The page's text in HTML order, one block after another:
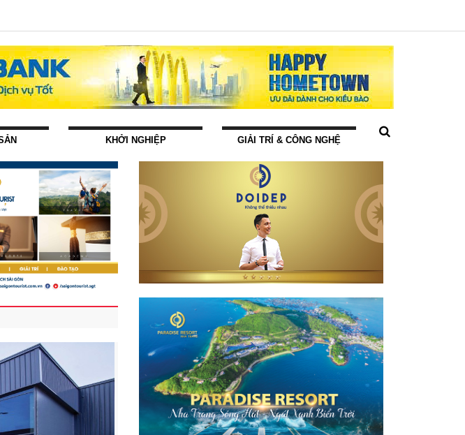
KHỞI NGHIỆP GIẢI TRÍ & CÔNG NGHỆ